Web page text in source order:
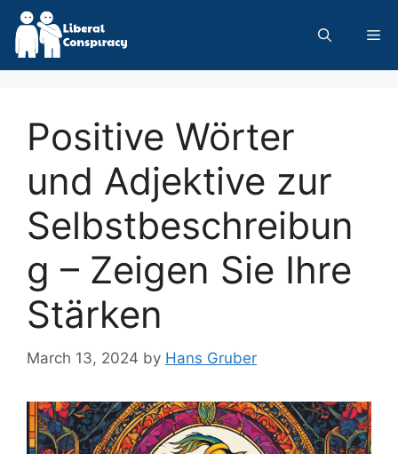
Skip
content
Positive Wörter
und Adjektive zur
Selbstbeschreibun
g – Zeigen Sie Ihre
Stärken
March 13, 2024 by Hans Gruber